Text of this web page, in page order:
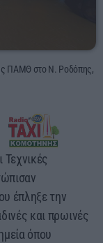
ΠΑΜΘ στο Ν. Ροδόπης,
Τεχνικές
έπληξε την
και πρωινές
όπου